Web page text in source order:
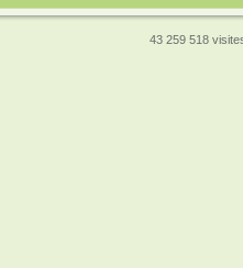
43 259 518